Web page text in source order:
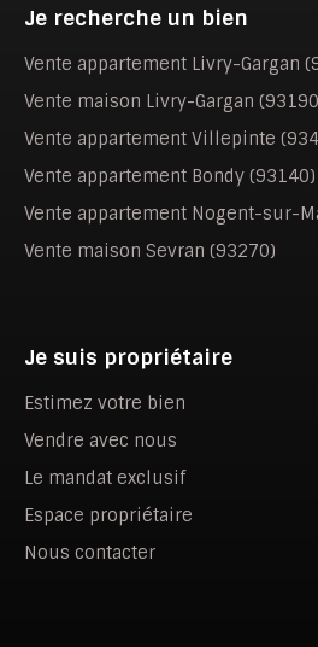
Je recherche un bien
Vente appartement Livry-Gargan
Vente maison Livry-Gargan
Vente appartement Villepinte
Vente appartement Bondy (93140)
Vente appartement Nogent-sur-
Vente maison Sevran (93270)
Je suis propriétaire
Estimez votre bien
Vendre avec nous
Le mandat exclusif
Espace propriétaire
Nous contacter